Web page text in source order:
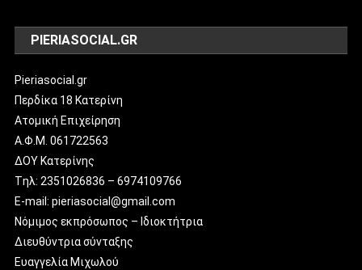
PIERIASOCIAL.GR
Pieriasocial.gr
Περδίκα 18 Κατερίνη
Ατομική Επιχείρηση
Α.Φ.Μ. 061722563
ΔΟΥ Κατερίνης
Tηλ: 2351026836 – 6974109766
E-mail: pieriasocial@gmail.com
Νόμιμος εκπρόσωπος – Ιδιοκτήτρια
Διευθύντρια σύνταξης
Ευαγγελία Μιχωλού